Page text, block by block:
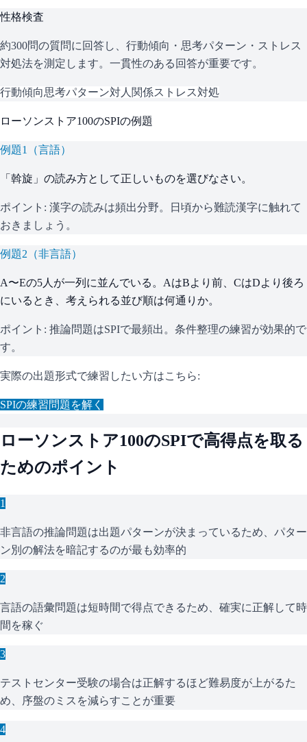
性格検査
約300問の質問に回答し、行動傾向・思考パターン・ストレス
対処法を測定します。一貫性のある回答が重要です。
行動傾向思考パターン対人関係ストレス対処
ローソンストア100のSPIの例題
例題1 （言語）
「斡旋」の読み方として正しいものを選びなさい。
ポイント: 漢字の読みは頻出分野。日頃から難読漢字に触れて
おきましょう。
例題2 （非言語）
A〜Eの5人が一列に並んでいる。AはBより前、CはDより後ろ
にいるとき、考えられる並び順は何通りか。
ポイント: 推論問題はSPIで最頻出。条件整理の練習が効果的で
す。
実際の出題形式で練習したい方はこちら:
SPIの練習問題を解く
ローソンストア100のSPIで高得点を取る
ためのポイント
1
非言語の推論問題は出題パターンが決まっているため、パター
ン別の解法を暗記するのが最も効率的
2
言語の語彙問題は短時間で得点できるため、確実に正解して時
間を稼ぐ
3
テストセンター受験の場合は正解するほど難易度が上がるた
め、序盤のミスを減らすことが重要
4